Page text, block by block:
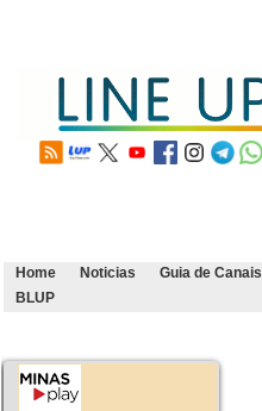
Home Noticias Guia de Canais
BLUP